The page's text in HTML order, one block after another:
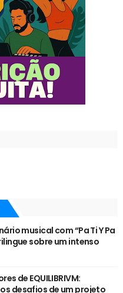
musical com “Pa Ti Y Pa
sobre um intenso
de EQUILIBRIVM:
desafios de um projeto